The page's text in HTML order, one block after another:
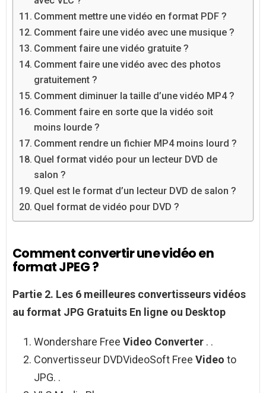
Comment mettre une vidéo en format PDF ?
Comment faire une vidéo avec une musique ?
Comment faire une vidéo gratuite ?
Comment faire une vidéo avec des photos
gratuitement ?
Comment diminuer la taille d’une vidéo MP4 ?
Comment faire en sorte que la vidéo soit
moins lourde ?
Comment rendre un fichier MP4 moins lourd ?
Quel format vidéo pour un lecteur DVD de
salon ?
Quel est le format d’un lecteur DVD de salon ?
Quel format de vidéo pour DVD ?
Comment convertir une vidéo en
format JPEG ?
Partie 2. Les 6 meilleures convertisseursvidéos
au format JPG Gratuits En ligne ou Desktop
Wondershare Free Video Converter . .
Convertisseur DVDVideoSoft Free Video to
JPG. .